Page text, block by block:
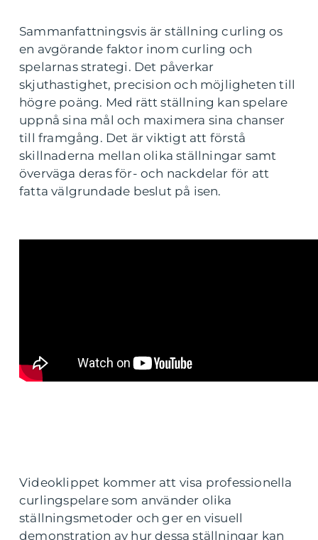
Sammanfattningsvis är ställning curling os
en avgörande faktor inom curling och
spelarnas strategi. Det påverkar
skjuthastighet, precision och möjligheten till
högre poäng. Med rätt ställning kan spelare
uppnå sina mål och maximera sina chanser
till framgång. Det är viktigt att förstå
skillnaderna mellan olika ställningar samt
överväga deras för- och nackdelar för att
fatta välgrundade beslut på isen.
Videoklippet kommer att visa professionella
curlingspelare som använder olika
ställningsmetoder och ger en visuell
demonstration av hur dessa ställningar kan